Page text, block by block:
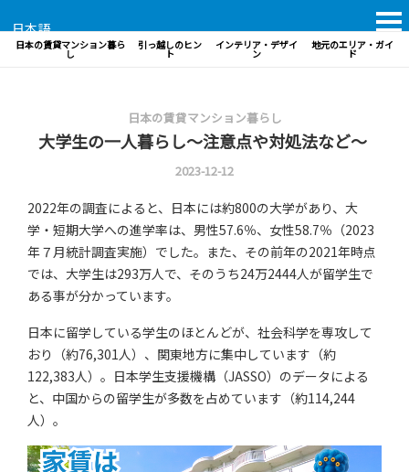
日本の賃貸マンション暮ら
し
引っ越しのヒン
ト
インテリア・デザイ
ン
地元のエリア・ガイ
ド
日本語
日本の賃貸マンション暮らし
大学生の一人暮らし～注意点や対処法など～
2023-12-12
2022年の調査によると、日本には約800の大学があり、大
学・短期大学への進学率は、男性57.6％、女性58.7％（2023
年７月統計調査実施）でした。また、その前年の2021年時点
では、大学生は293万人で、そのうち24万2444人が留学生で
ある事が分かっています。
日本に留学している学生のほとんどが、社会科学を専攻して
おり（約76,301人）、関東地方に集中しています（約
122,383人）。日本学生支援機構（JASSO）のデータによる
と、中国からの留学生が多数を占めています（約114,244
人）。